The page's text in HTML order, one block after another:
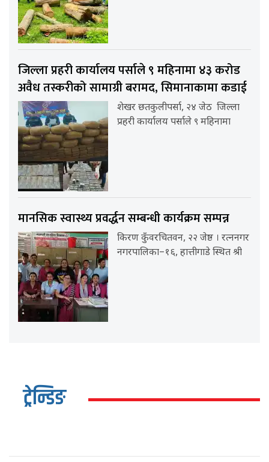
जिल्ला प्रहरी कार्यालय पर्साले ९ महिनामा ४३ करोड
अवैध तस्करीको सामाग्री बरामद, सिमानाकामा कडाई
शेखर छतकुलीपर्सा, २४ जेठ जिल्ला
प्रहरी कार्यालय पर्साले ९ महिनामा
मानसिक स्वास्थ्य प्रवर्द्धन सम्बन्धी कार्यक्रम सम्पन्न
किरण कुँवरचितवन, २२ जेष्ठ । रत्ननगर
नगरपालिका–१६, हात्तीगाडे स्थित श्री
ट्रेन्डिङ